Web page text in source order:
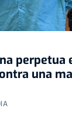
perpetua
una